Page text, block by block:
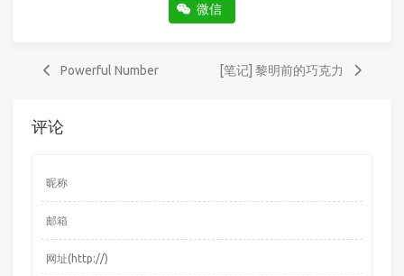
微信
Powerful Number [笔记] 黎明前的巧克力
评论